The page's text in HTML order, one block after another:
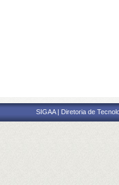
SIGAA | Diretoria de